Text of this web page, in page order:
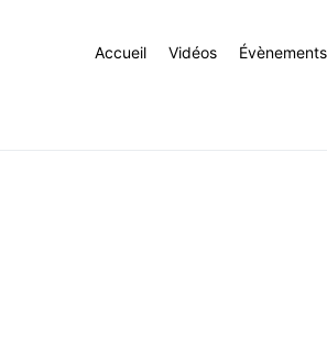
Accueil Vidéos Évènements